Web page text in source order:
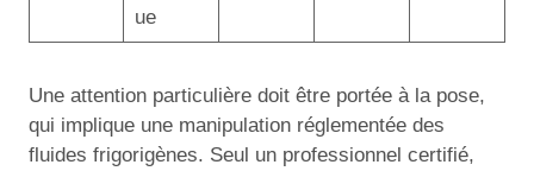
ue
Une attention particulière doit être portée à la pose,
qui implique une manipulation réglementée des
fluides frigorigènes. Seul un professionnel certifié,